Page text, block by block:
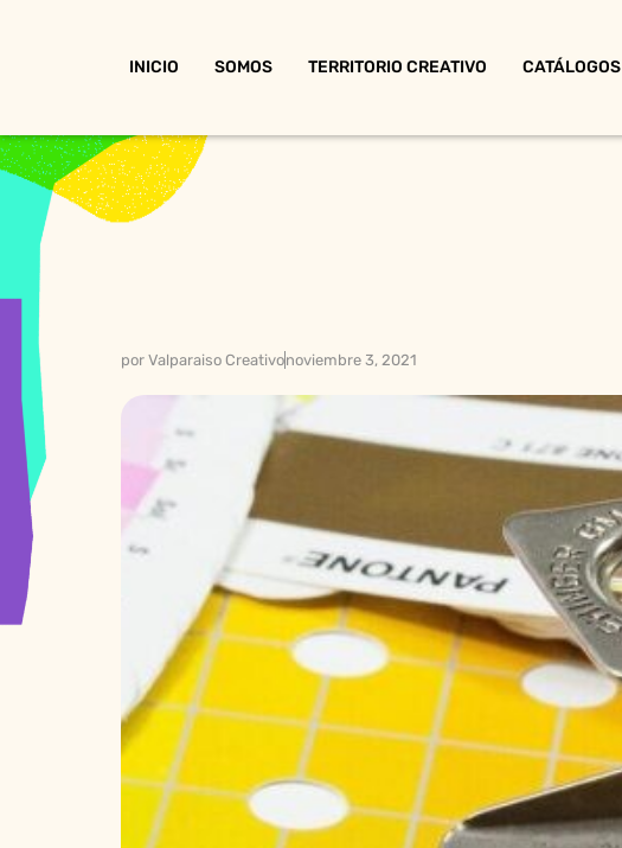
INICIO SOMOS TERRITORIO CREATIVO CATÁLOGOS
por Valparaiso Creativonoviembre 3, 2021